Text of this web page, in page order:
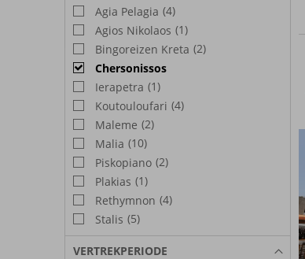
Agia Pelagia (4)
Agios Nikolaos (1)
Bingoreizen Kreta (2)
Chersonissos
Ierapetra (1)
Koutouloufari (4)
Maleme (2)
Malia (10)
Piskopiano (2)
Plakias (1)
Rethymnon (4)
Stalis (5)
VERTREKPERIODE